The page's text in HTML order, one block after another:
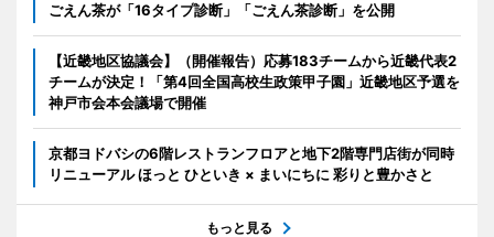
ごえん茶が「16タイプ診断」「ごえん茶診断」を公開
【近畿地区協議会】（開催報告）応募183チームから近畿代表2
チームが決定！「第4回全国高校生政策甲子園」近畿地区予選を
神戸市会本会議場で開催
京都ヨドバシの6階レストランフロアと地下2階専門店街が同時
リニューアル ほっと ひといき × まいにちに 彩りと豊かさと
もっと見る